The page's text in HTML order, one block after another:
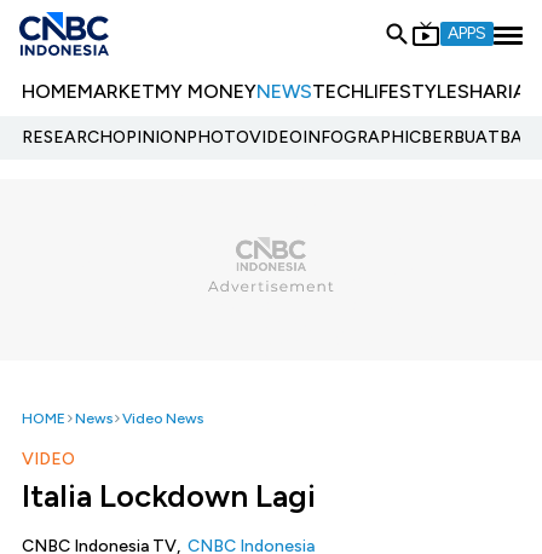
APPS
HOMEMARKETMY MONEYNEWSTECHLIFESTYLESHARIA
RESEARCHOPINIONPHOTOVIDEOINFOGRAPHIC
HOME News Video News
VIDEO
Italia Lockdown Lagi
CNBC Indonesia TV, CNBC Indonesia